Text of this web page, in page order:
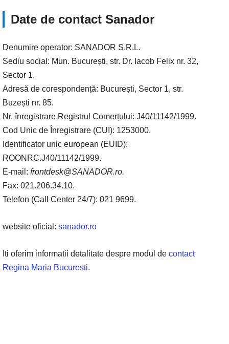
Date de contact Sanador
Denumire operator: SANADOR S.R.L.
Sediu social: Mun. București, str. Dr. Iacob Felix nr. 32,
Sector 1.
Adresă de corespondență: București, Sector 1, str.
Buzești nr. 85.
Nr. înregistrare Registrul Comerțului: J40/11142/1999.
Cod Unic de Înregistrare (CUI): 1253000.
Identificator unic european (EUID):
ROONRC.J40/11142/1999.
E-mail: frontdesk@SANADOR.ro.
Fax: 021.206.34.10.
Telefon (Call Center 24/7): 021 9699.
website oficial: sanador.ro
Iti oferim informatii detalitate despre modul de contact
Regina Maria Bucuresti.